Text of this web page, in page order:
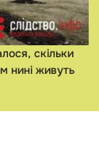
скільки
нині живуть